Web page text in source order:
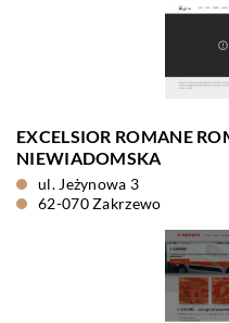
EXCELSIOR ROMANE
NIEWIADOMSKA
ul. Jeżynowa 3
62-070 Zakrzewo